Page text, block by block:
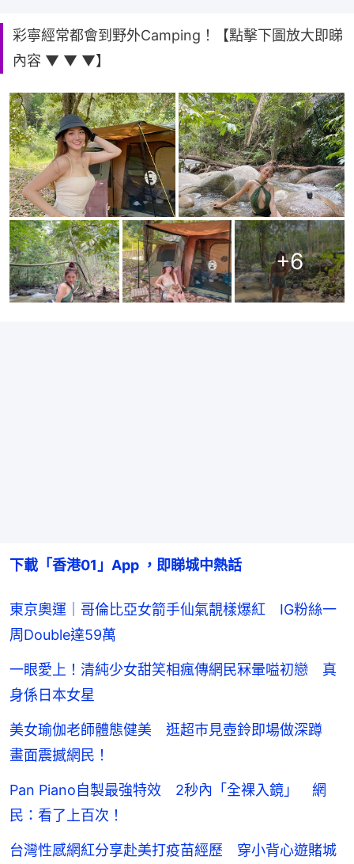
彩寧經常都會到野外Camping！【點擊下圖放大即睇
內容 ▼ ▼ ▼】
+6
下載「香港01」App ，即睇城中熱話
東京奧運｜哥倫比亞女箭手仙氣靚樣爆紅 IG粉絲一
周Double達59萬
一眼愛上！清純少女甜笑相瘋傳網民冧暈嗌初戀 真
身係日本女星
美女瑜伽老師體態健美 逛超巿見壺鈴即場做深蹲
畫面震撼網民！
Pan Piano自製最強特效 2秒內「全裸入鏡」 網
民：看了上百次！
台灣性感網紅分享赴美打疫苗經歷 穿小背心遊賭城